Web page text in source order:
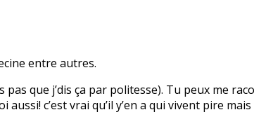
entre autres.
que j’dis ça par politesse). Tu peux me
c’est vrai qu’il y’en a qui vivent pire